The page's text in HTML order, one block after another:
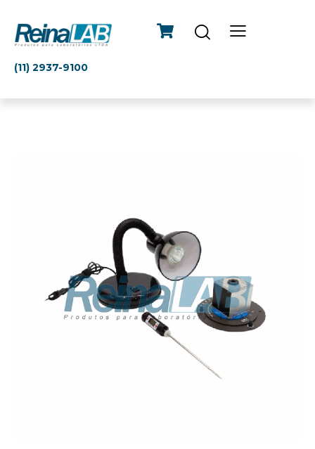
(11) 2937-9100